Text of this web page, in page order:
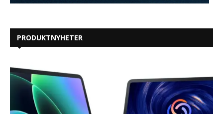
PRODUKTNYHETER